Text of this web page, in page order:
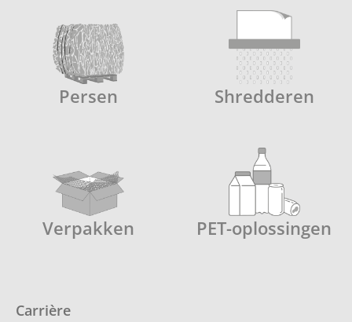
Persen Shredderen
Verpakken PET-oplossingen
Carrière